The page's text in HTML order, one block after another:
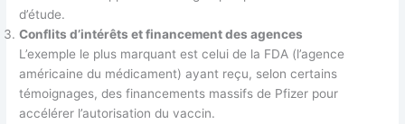
d’étude.
Conflits d’intérêts et financement des agences
L’exemple le plus marquant est celui de la FDA (l’agence
américaine du médicament) ayant reçu, selon certains
témoignages, des financements massifs de Pfizer pour
accélérer l’autorisation du vaccin.